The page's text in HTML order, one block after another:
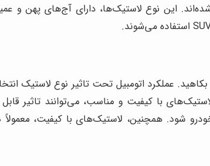
این نوع لاستیک‌ها، دارای آج‌های پهن
عملکرد اتومبیل تحت تاثیر نوع لاستیک
با کیفیت و مناسب، می‌توانند تاثیر
شود. همچنین، لاستیک‌های با کیفیت،